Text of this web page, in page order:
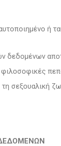
ή
δεδομένων
σεξουαλική